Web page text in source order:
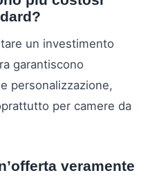
un investimento
garantiscono
personalizzazione,
per camere da
veramente